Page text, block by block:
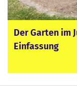
Der Garten im
Einfassung
Staketenzaun
August 2021,
verschiedene
Arbeit im
vorgezogene
Hochbeete
Ende Juni
Mit viel Freude
im März 2023
Vorbereitung
im
Rosso)
August 2023
bunte
guter Ertrag,